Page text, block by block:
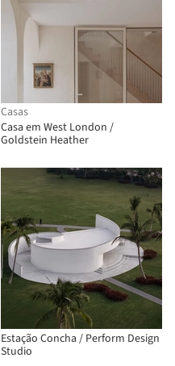
Casas
Casa em West London /
Goldstein Heather
Estação Concha / Perform Design
Studio